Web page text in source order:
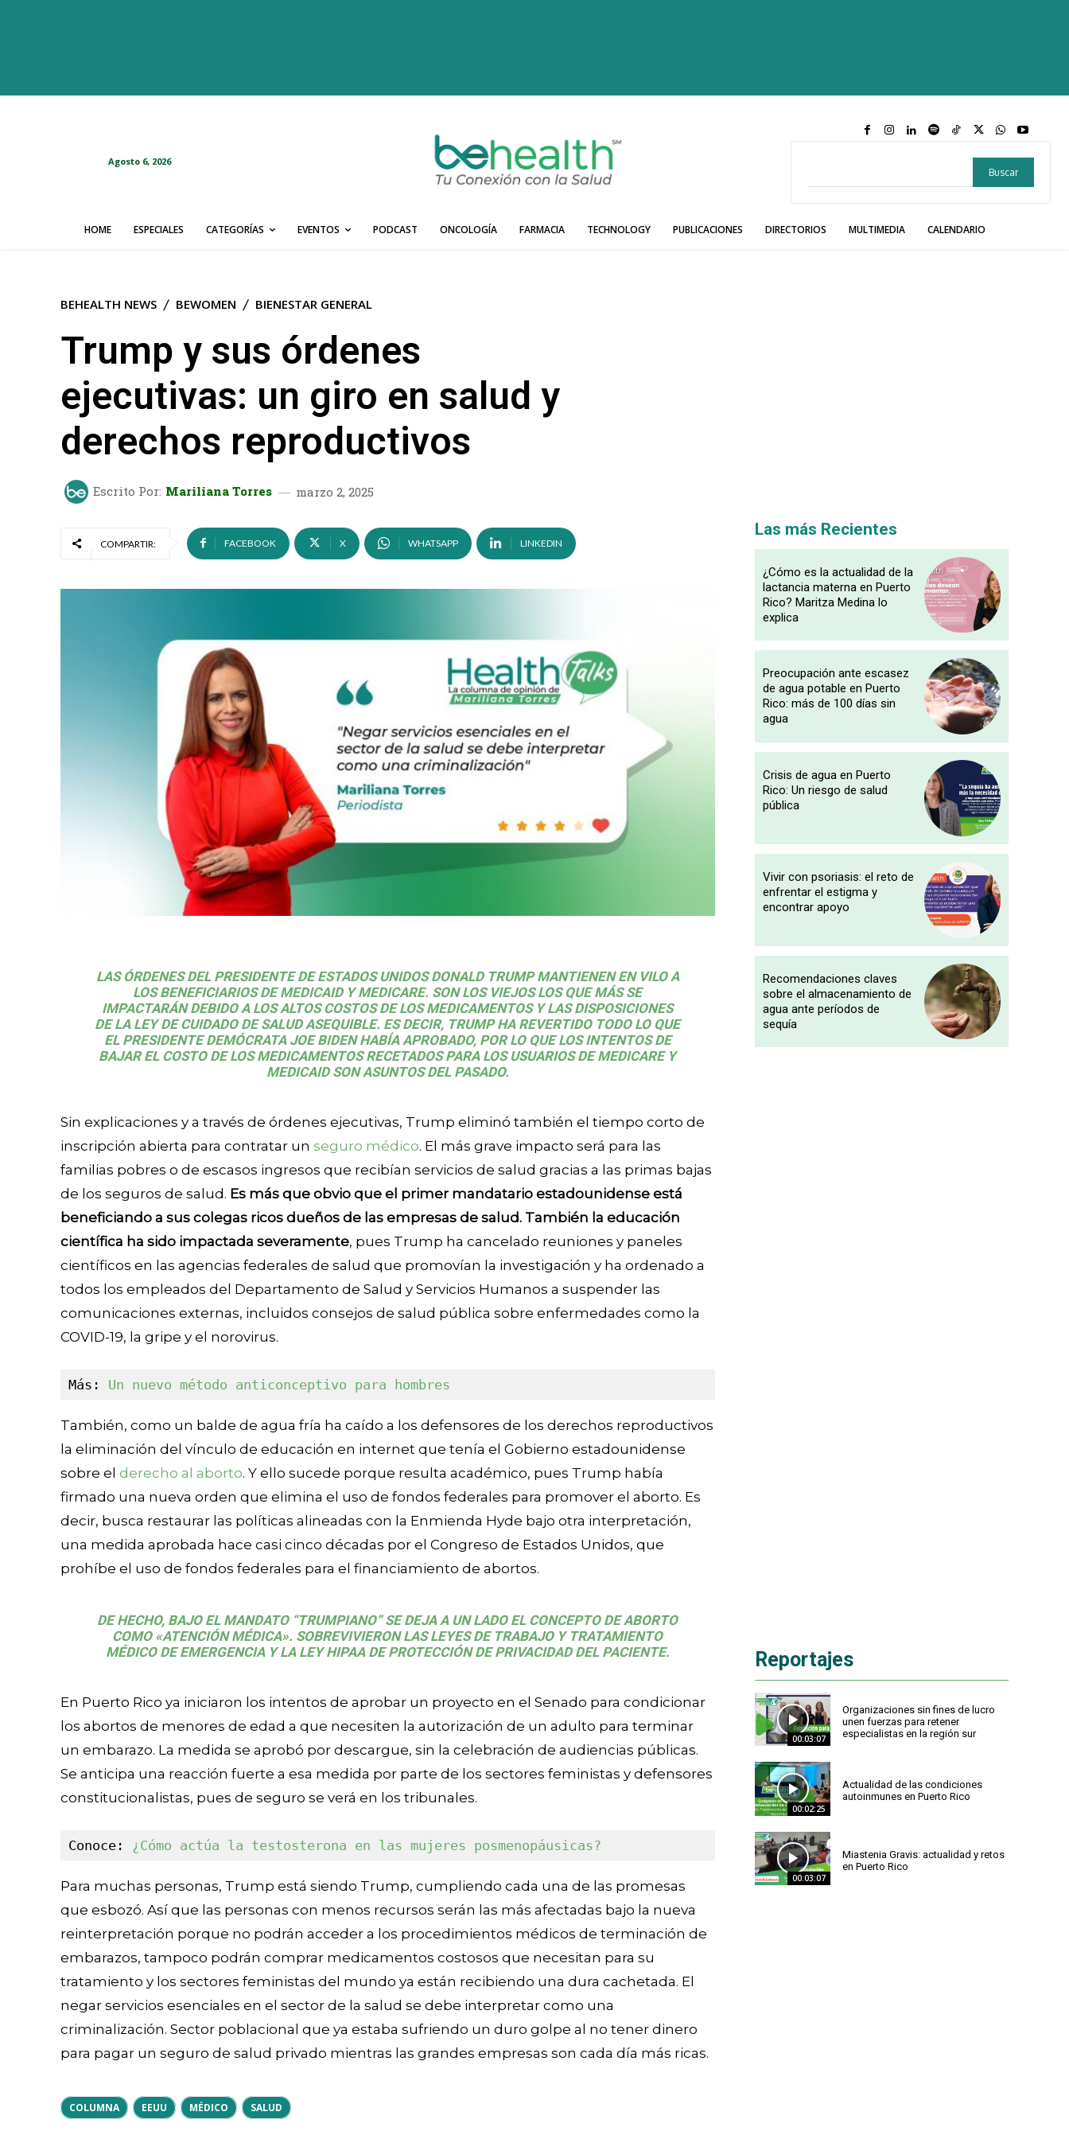
Agosto 6, 2026
Buscar
HOME ESPECIALES CATEGORÍAS EVENTOS PODCAST ONCOLOGÍA FARMACIA TECHNOLOGY PUBLICACIONES DIRECTORIOS MULTIMEDIA CALENDARIO
BEHEALTH NEWS BEWOMEN BIENESTAR GENERAL
Trump y sus órdenes
ejecutivas: un giro en salud y
derechos reproductivos
Escrito Por: Mariliana Torres marzo 2, 2025
COMPARTIR: FACEBOOK X WHATSAPP LINKEDIN
LAS ÓRDENES DEL PRESIDENTE DE ESTADOS UNIDOS DONALD TRUMPMANTIENEN EN VILO A
LOS BENEFICIARIOS DEMEDICAIDYMEDICARE. SON LOS VIEJOS LOS QUE MÁS SE
IMPACTARÁN DEBIDO A LOS ALTOS COSTOS DE LOS MEDICAMENTOS Y LAS DISPOSICIONES
DE LA LEY DE CUIDADO DE SALUD ASEQUIBLE. ES DECIR, TRUMP HA REVERTIDO TODO LO QUE
EL PRESIDENTE DEMÓCRATA JOE BIDEN HABÍA APROBADO, POR LO QUE LOS INTENTOS DE
BAJAR EL COSTO DE LOS MEDICAMENTOS RECETADOS PARA LOS USUARIOS DE MEDICARE Y
MEDICAID SON ASUNTOS DEL PASADO.
Sin explicaciones y a través de órdenes ejecutivas, Trump eliminó también el tiempo corto de
inscripción abierta para contratar un seguro médico. El más grave impacto será para las
familias pobres o de escasos ingresos que recibían servicios de salud gracias a las primas bajas
de los seguros de salud. Es más que obvio que el primer mandatario estadounidense está
beneficiando a sus colegas ricos dueños de las empresas de salud. También la educación
científica ha sido impactada severamente, pues Trump ha cancelado reuniones y paneles
científicos en las agencias federales de salud que promovían la investigación y ha ordenado a
todos los empleados del Departamento de Salud y Servicios Humanos a suspender las
comunicaciones externas, incluidos consejos de salud pública sobre enfermedades como la
COVID-19, la gripe y el norovirus.
Más: Un nuevo método anticonceptivo para hombres
También, como un balde de agua fría ha caído a los defensores de los derechos reproductivos
la eliminación del vínculo de educación en internet que tenía el Gobierno estadounidense
sobre el derecho al aborto. Y ello sucede porque resulta académico, pues Trump había
firmado una nueva orden que elimina el uso de fondos federales para promover el aborto. Es
decir, busca restaurar las políticas alineadas con la Enmienda Hyde bajo otra interpretación,
una medida aprobada hace casi cinco décadas por el Congreso de Estados Unidos, que
prohíbe el uso de fondos federales para el financiamiento de abortos.
DE HECHO, BAJO EL MANDATO “TRUMPIANO” SE DEJA A UN LADO EL CONCEPTO DE ABORTO
COMO «ATENCIÓN MÉDICA». SOBREVIVIERON LAS LEYES DE TRABAJO Y TRATAMIENTO
MÉDICO DE EMERGENCIA Y LA LEY HIPAA DE PROTECCIÓN DE PRIVACIDAD DEL PACIENTE.
En Puerto Rico ya iniciaron los intentos de aprobar un proyecto en el Senado para condicionar
los abortos de menores de edad a que necesiten la autorización de un adulto para terminar
un embarazo. La medida se aprobó por descargue, sin la celebración de audiencias públicas.
Se anticipa una reacción fuerte a esa medida por parte de los sectores feministas y defensores
constitucionalistas, pues de seguro se verá en los tribunales.
Conoce: ¿Cómo actúa la testosterona en las mujeres posmenopáusicas?
Para muchas personas, Trump está siendo Trump, cumpliendo cada una de las promesas
que esbozó. Así que las personas con menos recursos serán las más afectadas bajo la nueva
reinterpretación porque no podrán acceder a los procedimientos médicos de terminación de
embarazos, tampoco podrán comprar medicamentos costosos que necesitan para su
tratamiento y los sectores feministas del mundo ya están recibiendo una dura cachetada. El
negar servicios esenciales en el sector de la salud se debe interpretar como una
criminalización. Sector poblacional que ya estaba sufriendo un duro golpe al no tener dinero
para pagar un seguro de salud privado mientras las grandes empresas son cada día más ricas.
COLUMNA EEUU MÉDICO SALUD
Las más Recientes
¿Cómo es la actualidad de la
lactancia materna en Puerto
Rico? Maritza Medina lo
explica
Preocupación ante escasez
de agua potable en Puerto
Rico: más de 100 días sin
agua
Crisis de agua en Puerto
Rico: Un riesgo de salud
pública
Vivir con psoriasis: el reto de
enfrentar el estigma y
encontrar apoyo
Recomendaciones claves
sobre el almacenamiento de
agua ante períodos de
sequía
Reportajes
00:03:07
Organizaciones sin fines de lucro
unen fuerzas para retener
especialistas en la región sur
00:02:25
Actualidad de las condiciones
autoinmunes en Puerto Rico
00:03:07
Miastenia Gravis: actualidad y retos
en Puerto Rico